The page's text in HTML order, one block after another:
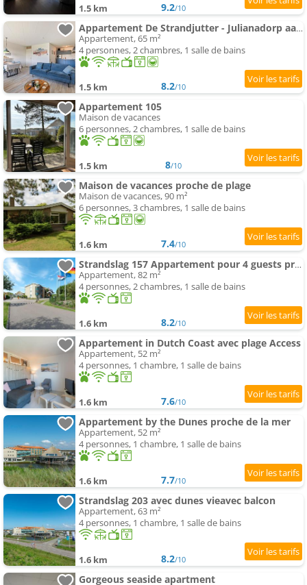
1.5 km 9.2/10
Appartement De Strandjutter - Julianadorp aan Zee
Appartement, 65 m²
4 personnes, 2 chambres, 1 salle de bains
1.5 km 8.2/10
Appartement 105
Maison de vacances
6 personnes, 2 chambres, 1 salle de bains
1.5 km 8/10
Maison de vacances proche de plage
Maison de vacances, 90 m²
6 personnes, 3 chambres, 1 salle de bains
1.6 km 7.4/10
Strandslag 157 Appartement pour 4 guests proche de la mer
Appartement, 82 m²
4 personnes, 2 chambres, 1 salle de bains
1.6 km 8.2/10
Appartement in Dutch Coast avec plage Access
Appartement, 52 m²
4 personnes, 1 chambre, 1 salle de bains
1.6 km 7.6/10
Appartement by the Dunes proche de la mer
Appartement, 52 m²
4 personnes, 1 chambre, 1 salle de bains
1.6 km 7.7/10
Strandslag 203 avec dunes vieavec balcon
Appartement, 63 m²
4 personnes, 1 chambre, 1 salle de bains
1.6 km 8.2/10
Gorgeous seaside apartment